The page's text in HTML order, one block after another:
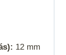
12 mm